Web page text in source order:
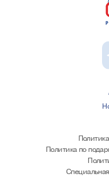
Политика по